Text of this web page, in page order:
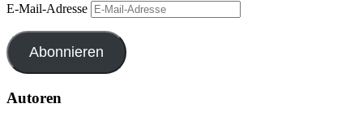
E-Mail-Adresse
Abonnieren
Autoren